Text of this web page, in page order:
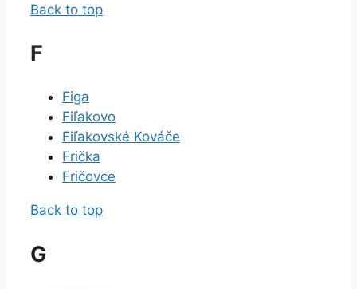
Back to top
F
Figa
Fiľakovo
Fiľakovské Kováče
Frička
Fričovce
Back to top
G